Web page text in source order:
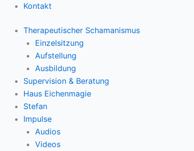
Kontakt
Therapeutischer Schamanismus
Einzelsitzung
Aufstellung
Ausbildung
Supervision & Beratung
Haus Eichenmagie
Stefan
Impulse
Audios
Videos